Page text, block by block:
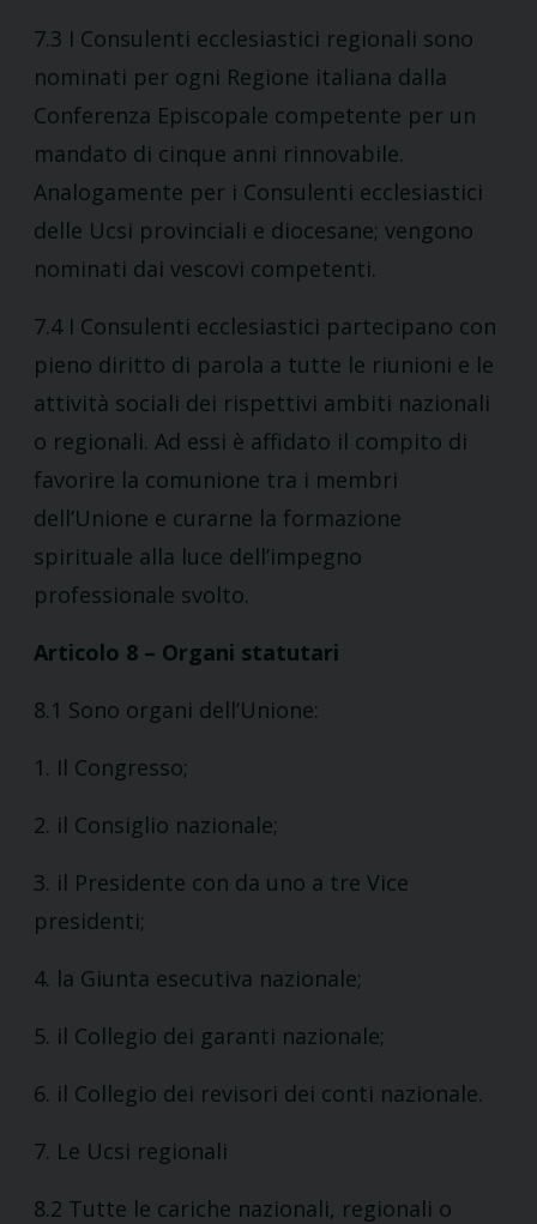
7.3 I Consulenti ecclesiastici regionali sono
nominati per ogni Regione italiana dalla
Conferenza Episcopale competente per un
mandato di cinque anni rinnovabile.
Analogamente per i Consulenti ecclesiastici
delle Ucsi provinciali e diocesane; vengono
nominati dai vescovi competenti.
7.4 I Consulenti ecclesiastici partecipano con
pieno diritto di parola a tutte le riunioni e le
attività sociali dei rispettivi ambiti nazionali
o regionali. Ad essi è affidato il compito di
favorire la comunione tra i membri
dell’Unione e curarne la formazione
spirituale alla luce dell’impegno
professionale svolto.
Articolo 8 – Organi statutari
8.1 Sono organi dell’Unione:
1. Il Congresso;
2. il Consiglio nazionale;
3. il Presidente con da uno a tre Vice
presidenti;
4. la Giunta esecutiva nazionale;
5. il Collegio dei garanti nazionale;
6. il Collegio dei revisori dei conti nazionale.
7. Le Ucsi regionali
8.2 Tutte le cariche nazionali, regionali o